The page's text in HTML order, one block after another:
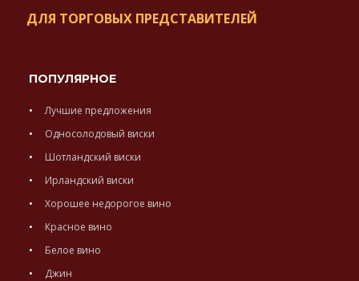
ДЛЯ ТОРГОВЫХ ПРЕДСТАВИТЕЛЕЙ
ПОПУЛЯРНОЕ
Лучшие предложения
Односолодовый виски
Шотландский виски
Ирландский виски
Хорошее недорогое вино
Красное вино
Белое вино
Джин